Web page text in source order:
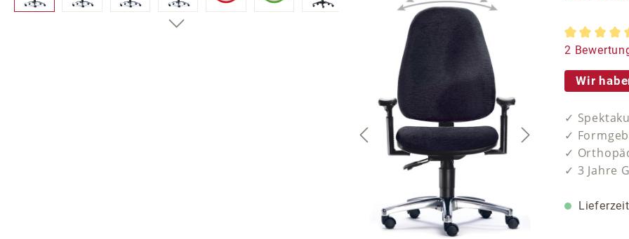
2
Wir
✓
✓
✓
✓ 3 Jahre